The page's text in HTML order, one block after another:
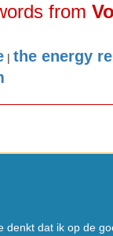
from
| the energy
dat ik op de